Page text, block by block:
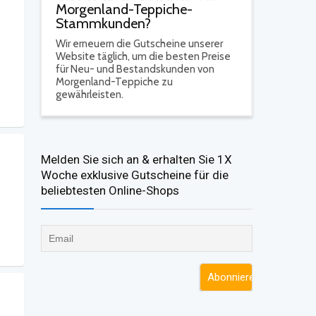
Morgenland-Teppiche-
Stammkunden?
Wir erneuern die Gutscheine unserer
Website täglich, um die besten Preise
für Neu- und Bestandskunden von
Morgenland-Teppiche zu
gewährleisten.
Melden Sie sich an & erhalten Sie 1X
Woche exklusive Gutscheine für die
beliebtesten Online-Shops​